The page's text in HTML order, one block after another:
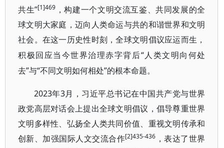
共生”[1]469 ，构建一个文明交流互鉴、共同发展的全
球文明大家庭，迈向人类命运与共的和谐世界和文明
社会。在这一历史性时刻，全球文明倡议应运而生，
积极回应当今世界治理赤字背后“人类文明向何处
去”与“不同文明如何相处”的根本命题。
2023年3月，习近平总书记在中国共产党与世界
政党高层对话会上提出全球文明倡议，倡导尊重世界
文明多样性、弘扬全人类共同价值、重视文明传承和
创新、加强国际人文交流合作[2]435-436 ，表达了世界